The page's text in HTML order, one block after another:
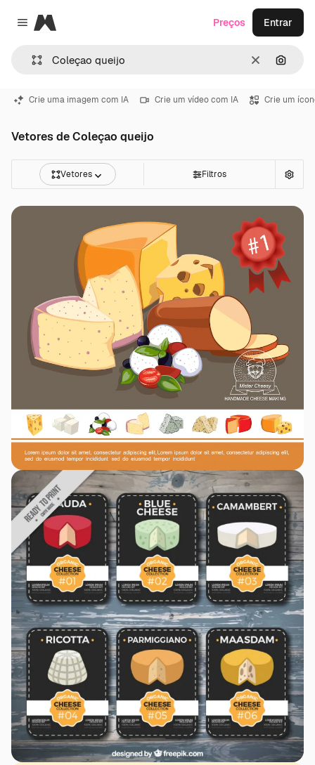
Close menu
Magnific
Limpar
Preços Entrar
Crie uma imagem com IA Crie um vídeo com IA Crie um
Vetores de Coleçao queijo
Vetores Filtros